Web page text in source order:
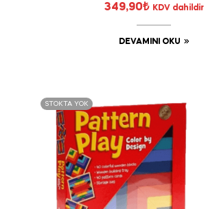
349,90₺ KDV dahildir
DEVAMINI OKU
STOKTA YOK